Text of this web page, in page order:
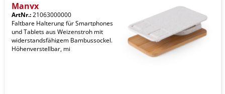
Manyx
ArtNr.:21063000000
Faltbare Halterung für Smartphones
und Tablets aus Weizenstroh mit
widerstandsfähigem Bambussockel.
Höhenverstellbar, mi